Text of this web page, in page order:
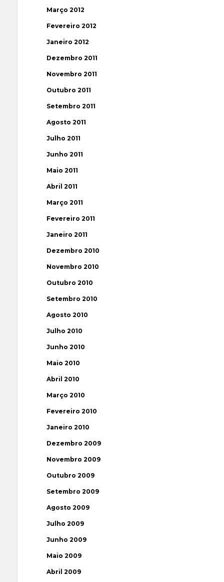
Março 2012
Fevereiro 2012
Janeiro 2012
Dezembro 2011
Novembro 2011
Outubro 2011
Setembro 2011
Agosto 2011
Julho 2011
Junho 2011
Maio 2011
Abril 2011
Março 2011
Fevereiro 2011
Janeiro 2011
Dezembro 2010
Novembro 2010
Outubro 2010
Setembro 2010
Agosto 2010
Julho 2010
Junho 2010
Maio 2010
Abril 2010
Março 2010
Fevereiro 2010
Janeiro 2010
Dezembro 2009
Novembro 2009
Outubro 2009
Setembro 2009
Agosto 2009
Julho 2009
Junho 2009
Maio 2009
Abril 2009